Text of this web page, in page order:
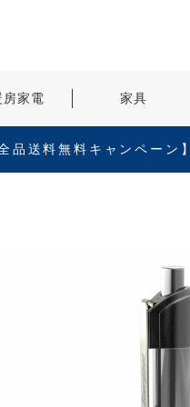
房家電 家具
品送料無料キャンペーン】